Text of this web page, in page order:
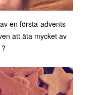
en första-advents-
att äta mycket av